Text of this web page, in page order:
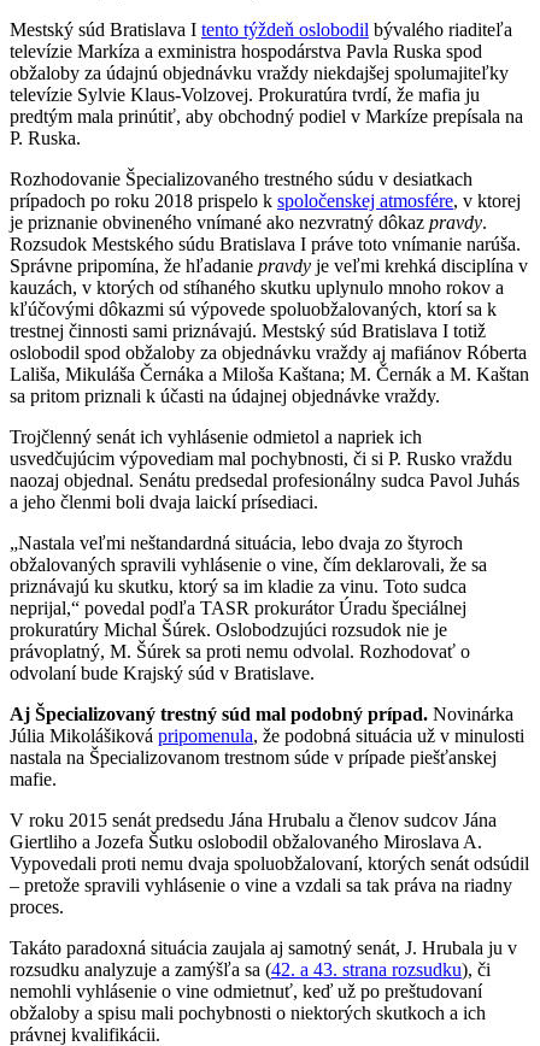
Mestský súd Bratislava I tento týždeň oslobodil bývalého riaditeľa
televízie Markíza a exministra hospodárstva Pavla Ruska spod
obžaloby za údajnú objednávku vraždy niekdajšej spolumajiteľky
televízie Sylvie Klaus-Volzovej. Prokuratúra tvrdí, že mafia ju
predtým mala prinútiť, aby obchodný podiel v Markíze prepísala na
P. Ruska.
Rozhodovanie Špecializovaného trestného súdu v desiatkach
prípadoch po roku 2018 prispelo k spoločenskej atmosfére, v ktorej
je priznanie obvineného vnímané ako nezvratný dôkaz pravdy.
Rozsudok Mestského súdu Bratislava I práve toto vnímanie narúša.
Správne pripomína, že hľadanie pravdy je veľmi krehká disciplína v
kauzách, v ktorých od stíhaného skutku uplynulo mnoho rokov a
kľúčovými dôkazmi sú výpovede spoluobžalovaných, ktorí sa k
trestnej činnosti sami priznávajú. Mestský súd Bratislava I totiž
oslobodil spod obžaloby za objednávku vraždy aj mafiánov Róberta
Lališa, Mikuláša Černáka a Miloša Kaštana; M. Černák a M. Kaštan
sa pritom priznali k účasti na údajnej objednávke vraždy.
Trojčlenný senát ich vyhlásenie odmietol a napriek ich
usvedčujúcim výpovediam mal pochybnosti, či si P. Rusko vraždu
naozaj objednal. Senátu predsedal profesionálny sudca Pavol Juhás
a jeho členmi boli dvaja laickí prísediaci.
„Nastala veľmi neštandardná situácia, lebo dvaja zo štyroch
obžalovaných spravili vyhlásenie o vine, čím deklarovali, že sa
priznávajú ku skutku, ktorý sa im kladie za vinu. Toto sudca
neprijal,“ povedal podľa TASR prokurátor Úradu špeciálnej
prokuratúry Michal Šúrek. Oslobodzujúci rozsudok nie je
právoplatný, M. Šúrek sa proti nemu odvolal. Rozhodovať o
odvolaní bude Krajský súd v Bratislave.
Aj Špecializovaný trestný súd mal podobný prípad. Novinárka
Júlia Mikolášiková pripomenula, že podobná situácia už v minulosti
nastala na Špecializovanom trestnom súde v prípade piešťanskej
mafie.
V roku 2015 senát predsedu Jána Hrubalu a členov sudcov Jána
Giertliho a Jozefa Šutku oslobodil obžalovaného Miroslava A.
Vypovedali proti nemu dvaja spoluobžalovaní, ktorých senát odsúdil
– pretože spravili vyhlásenie o vine a vzdali sa tak práva na riadny
proces.
Takáto paradoxná situácia zaujala aj samotný senát, J. Hrubala ju v
rozsudku analyzuje a zamýšľa sa (42. a 43. strana rozsudku), či
nemohli vyhlásenie o vine odmietnuť, keď už po preštudovaní
obžaloby a spisu mali pochybnosti o niektorých skutkoch a ich
právnej kvalifikácii.